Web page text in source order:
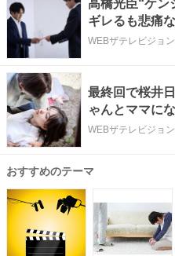
高橋光臣“ケン
ギレるも悲痛
ずるかった」
WEBザテレビジョン
最終回で桜井
ゃんとママに
視聴者感涙＜
WEBザテレビジョン
おすすめのテーマ